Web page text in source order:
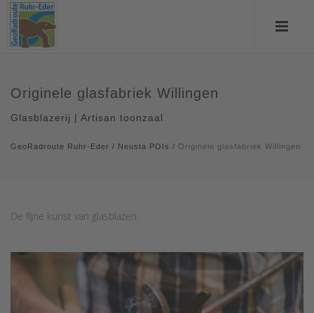
Originele glasfabriek Willingen
Glasblazerij | Artisan toonzaal
GeoRadroute Ruhr-Eder / Neusta POIs / Originele glasfabriek Willingen
De fijne kunst van glasblazen